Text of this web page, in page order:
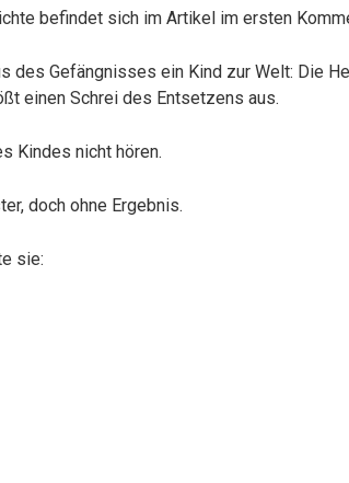
befindet sich im Artikel im ersten
des Gefängnisses ein Kind zur Welt: Die
einen Schrei des Entsetzens aus.
Kindes nicht hören.
doch ohne Ergebnis.
sie: